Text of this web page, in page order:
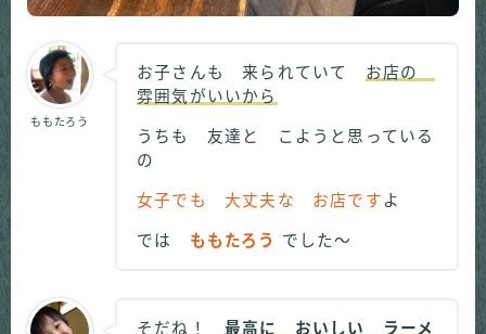
ももたろう
お子さんも 来られていて お店の
雰囲気がいいから
うちも 友達と こようと思っている
の
女子でも 大丈夫な お店です よ
では ももたろう でした～
そだね！ 最高に おいしい ラーメ